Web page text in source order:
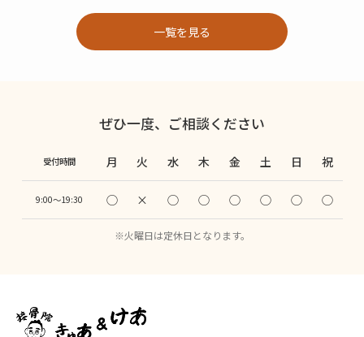
一覧を見る
ぜひ一度、ご相談ください
受付時間 月 火 水 木 金 土 日 祝
9:00〜19:30 ◯ × ◯ ◯ ◯ ◯ ◯ ◯
※火曜日は定休日となります。